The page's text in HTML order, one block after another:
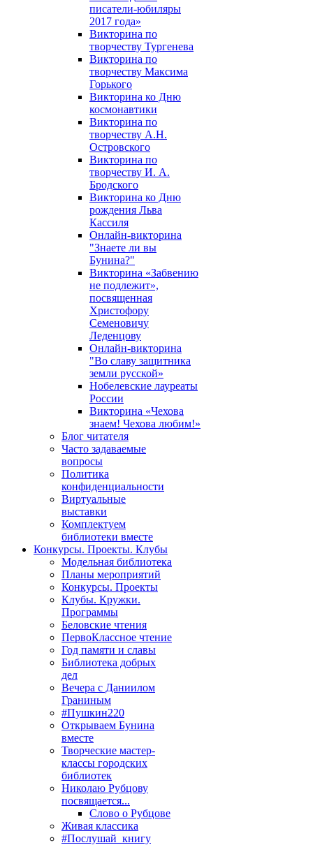
писатели-юбиляры
2017 года»
Викторина по
творчеству Тургенева
Викторина по
творчеству Максима
Горького
Викторина ко Дню
космонавтики
Викторина по
творчеству А.Н.
Островского
Викторина по
творчеству И. А.
Бродского
Викторина ко Дню
рождения Льва
Кассиля
Онлайн-викторина
"Знаете ли вы
Бунина?"
Викторина «Забвению
не подлежит»,
посвященная
Христофору
Семеновичу
Леденцову
Онлайн-викторина
"Во славу защитника
земли русской»
Нобелевские лауреаты
России
Викторина «Чехова
знаем! Чехова любим!»
Блог читателя
Часто задаваемые
вопросы
Политика
конфиденциальности
Виртуальные
выставки
Комплектуем
библиотеки вместе
Конкурсы. Проекты. Клубы
Модельная библиотека
Планы мероприятий
Конкурсы. Проекты
Клубы. Кружки.
Программы
Беловские чтения
ПервоКлассное чтение
Год памяти и славы
Библиотека добрых
дел
Вечера с Даниилом
Граниным
#Пушкин220
Открываем Бунина
вместе
Творческие мастер-
классы городских
библиотек
Николаю Рубцову
посвящается...
Слово о Рубцове
Живая классика
#Послушай_книгу